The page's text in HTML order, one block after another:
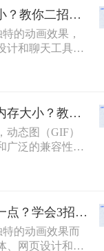
你在不损失画质
小。
动图怎么压缩大小？教你二招压缩动图大小！
的动画效果，
计和聊天工具中
图文件往往较
用户体验。那么
法，帮助用户轻
动态图怎么压缩内存大小？教你两种实用的方法！
动态图（GIF）
广泛的兼容性而
喜爱。然而，较
加了存储成本，
的GIF压缩技术
动态图怎么压缩
介绍两种实用的
动图怎么压缩小一点？学会3招搞定压缩gif！
的动画效果而
、网页设计和广